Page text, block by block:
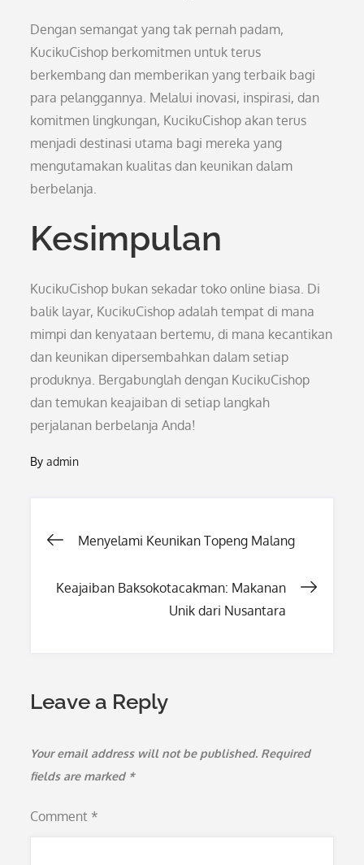
Dengan semangat yang tak pernah padam,
KucikuCishop berkomitmen untuk terus
berkembang dan memberikan yang terbaik bagi
para pelanggannya. Melalui inovasi, inspirasi, dan
komitmen lingkungan, KucikuCishop akan terus
menjadi destinasi utama bagi mereka yang
mengutamakan kualitas dan keunikan dalam
berbelanja.
Kesimpulan
KucikuCishop bukan sekadar toko online biasa. Di
balik layar, KucikuCishop adalah tempat di mana
mimpi dan kenyataan bertemu, di mana kecantikan
dan keunikan dipersembahkan dalam setiap
produknya. Bergabunglah dengan KucikuCishop
dan temukan keajaiban di setiap langkah
perjalanan berbelanja Anda!
Byadmin
Post
navigation
Menyelami Keunikan Topeng Malang
Keajaiban Baksokotacakman: Makanan
Unik dari Nusantara
Leave a Reply
Your email address will not be published. Required
fields are marked *
Comment *